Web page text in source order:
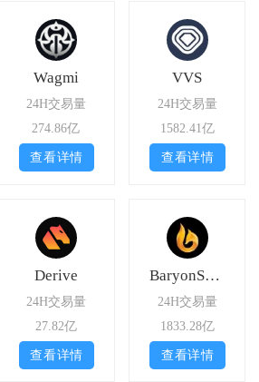
Wagmi
24H交易量
274.86亿
查看详情
VVS
24H交易量
1582.41亿
查看详情
Derive
24H交易量
27.82亿
查看详情
BaryonSwap
24H交易量
1833.28亿
查看详情